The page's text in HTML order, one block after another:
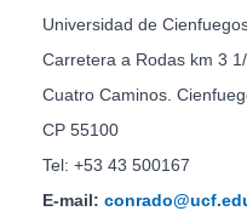
Universidad de
Carretera a Rodas km 3 1/
Cuatro Caminos.
CP 55100
Tel: +53 43 500167
E-mail: